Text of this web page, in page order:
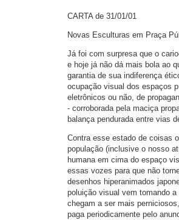
CARTA de 31/01/01
Novas Esculturas em Praça
Já foi com surpresa que o
e hoje já não dá mais bola ao
garantia de sua indiferença
ocupação visual dos espaços
eletrônicos ou não, de
- corroborada pela maciça
balança pendurada entre vias
Contra esse estado de coisas
população (inclusive o nosso
humana em cima do espaço
essas vozes para que não
desenhos hiperanimados
poluição visual vem tomando
chegam a ser mais
paga periodicamente pelo